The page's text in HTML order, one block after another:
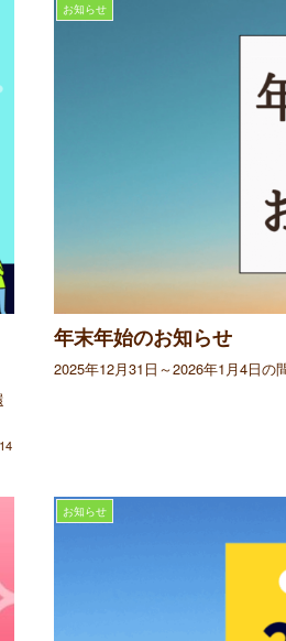
お知らせ
年末年始のお知らせ
2025年12月31日～2026年1月4日の
お知らせ